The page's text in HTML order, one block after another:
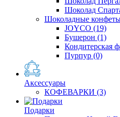
Шоколад
Шоколадные
JOYCO (19)
Бушерон (1)
Кондитерская
Пурпур (0)
Аксессуары
КОФЕВАРКИ (3)
Подарки